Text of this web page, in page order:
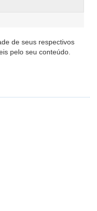
de seus respectivos
pelo seu conteúdo.